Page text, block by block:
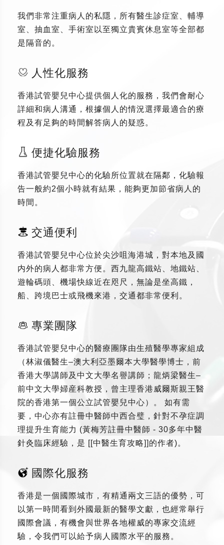
我們非常注重病人的私隱，所有醫生診症室、輔導
室、抽血室、手術室以至獨立貴賓休息室等全部都
是隔音的。
人性化服務
香港試管嬰兒中心提供個人化的服務，我們會耐心
詳細和病人溝通，根據個人的情況選擇最適合的療
程及有足夠的時間解答病人的疑惑。
便捷化驗服務
香港試管嬰兒中心的化驗所位置就在隔鄰，化驗報
告一般約2個小時就有結果，能夠更加節省病人的
時間。
交通便利
香港試管嬰兒中心位於尖沙咀海港城，對本地及國
内外的病人都非常方便。西九龍高鐵站、地鐵站、
遊輪碼頭、機場快線近在咫尺，無論是坐高鐵，
船、跨境巴士或飛機來港，交通都非常便利。
專業團隊
香港試管嬰兒中心的醫療團隊由生殖醫學專家組成
（林淑儀醫生–澳大利亞墨爾本大學醫學博士，前
香港大學講師及中文大學名譽講師；龍炳梁醫生–
前中文大學婦産科教授，曾主理香港威爾斯親王醫
院的香港第一個公立試管嬰兒中心）。 如有需
要，中心亦有註冊中醫師中西合璧，針對不孕症調
理提升生育能力 (黃梅芳註冊中醫師 - 30多年中醫
針灸臨床經驗，是 [[中醫生育攻略]]的作者)。
國際化服務
香港是一個國際城市，有精通兩文三語的優勢，可
以第一時間看到外國最新的醫學文獻，也經常舉行
國際會議，有機會與世界各地權威的專家交流經
驗，令我們可以給予病人國際水平的服務。